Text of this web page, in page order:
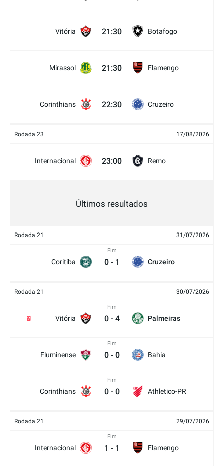
Vitória 21:30 Botafogo
Mirassol 21:30 Flamengo
Corinthians 22:30 Cruzeiro
Rodada 23 17/08/2026
Internacional 23:00 Remo
Últimos resultados
Rodada 21 31/07/2026
Coritiba
Fim
0 - 1 Cruzeiro
Rodada 21 30/07/2026
Vitória
2
Fim
0 - 4 Palmeiras
Fluminense
Fim
0 - 0 Bahia
Corinthians
Fim
0 - 0 Athletico-PR
Rodada 21 29/07/2026
Internacional
Fim
1 - 1 Flamengo